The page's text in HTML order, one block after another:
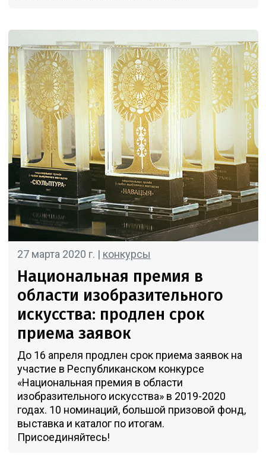
27 марта 2020 г. | конкурсы
Национальная премия в
области изобразительного
искусства: продлен срок
приема заявок
До 16 апреля продлен срок приема заявок на
участие в Республиканском конкурсе
«Национальная премия в области
изобразительного искусства» в 2019-2020
годах. 10 номинаций, большой призовой фонд,
выставка и каталог по итогам.
Присоединяйтесь!